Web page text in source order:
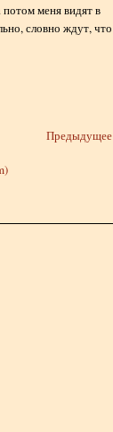
меня видят в
словно ждут, что
Предыдущее